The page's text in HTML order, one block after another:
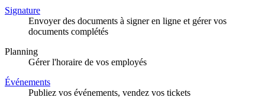
Signature
Envoyer des documents à signer en ligne et gérer vos
documents complétés
Planning
Gérer l'horaire de vos employés
Événements
Publiez vos événements, vendez vos tickets